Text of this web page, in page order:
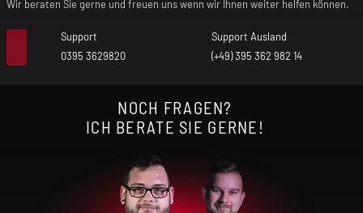
Wir beraten Sie gerne und freuen uns wenn wir Ihnen weiter helfen können.
Support
0395 3629820
Support Ausland
(+49) 395 362 982 14
NOCH FRAGEN?
ICH BERATE SIE GERNE!